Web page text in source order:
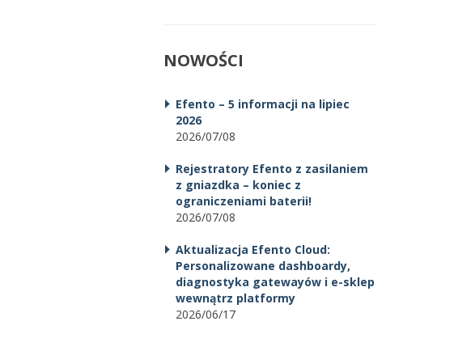
NOWOŚCI
Efento – 5 informacji na lipiec
2026
2026/07/08
Rejestratory Efento z zasilaniem
z gniazdka – koniec z
ograniczeniami baterii!
2026/07/08
Aktualizacja Efento Cloud:
Personalizowane dashboardy,
diagnostyka gatewayów i e-sklep
wewnątrz platformy
2026/06/17